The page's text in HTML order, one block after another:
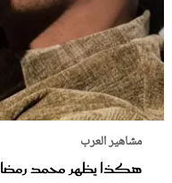
مشاهير العرب
هكذا يظهر محمد